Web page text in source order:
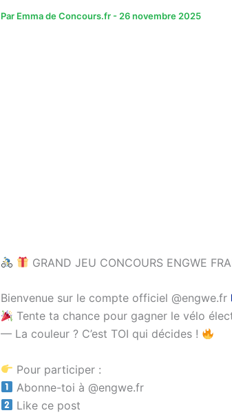
Par Emma de Concours.fr - 26 novembre 2025
GRAND JEU CONCOURS ENGWE
Bienvenue sur le compte officiel @engwe.fr
Tente ta chance pour gagner le vélo
— La couleur ? C’est TOI qui décides !
Pour participer :
Abonne-toi à @engwe.fr
Like ce post